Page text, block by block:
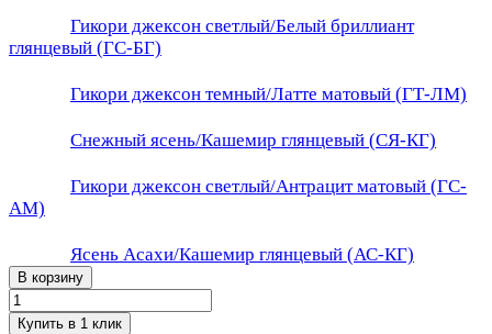
Гикори джексон светлый/Белый бриллиант
глянцевый (ГС-БГ)
Гикори джексон темный/Латте матовый (ГТ-ЛМ)
Снежный ясень/Кашемир глянцевый (СЯ-КГ)
Гикори джексон светлый/Антрацит матовый (ГС-
АМ)
Ясень Асахи/Кашемир глянцевый (АС-КГ)
В корзину
Купить в 1 клик